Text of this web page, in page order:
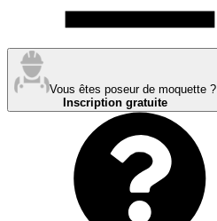
Vous êtes poseur de moquette ?
Inscription gratuite